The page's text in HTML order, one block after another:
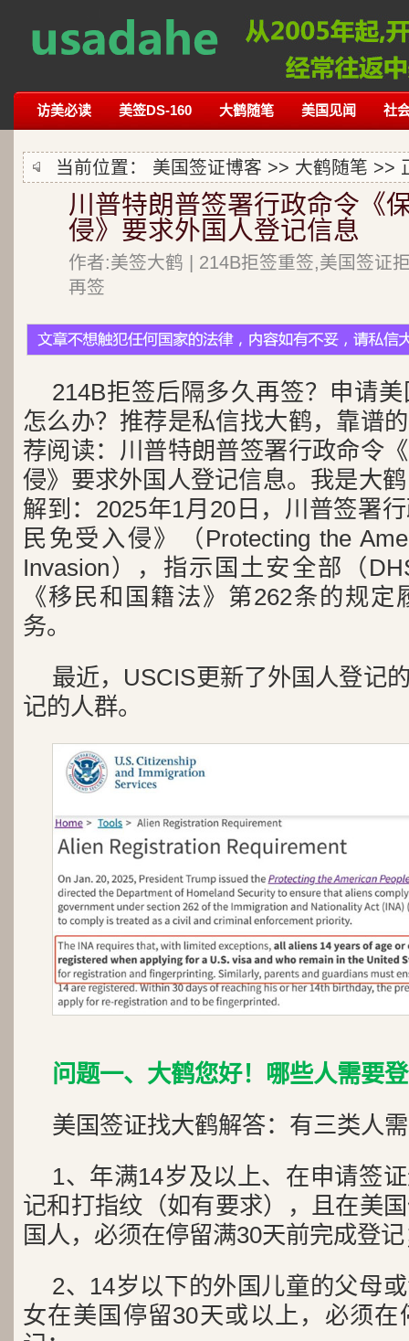
访美必读 美签DS-160 大鹤随笔 美国见闻 社
当前位置： 美国签证博客 >> 大鹤随笔 >>
川普特朗普签署行政命令《
侵》要求外国人登记信息
作者:美签大鹤 | 214B拒签重签,美国签证
再签
214B拒签后隔多久再签？申请
怎么办？推荐是私信找大鹤，靠谱
荐阅读：川普特朗普签署行政命令
侵》要求外国人登记信息。我是大
解到：2025年1月20日，川普签署
民免受入侵》（Protecting the
Invasion），指示国土安全部（
《移民和国籍法》第262条的规
务。
最近，USCIS更新了外国人登记
记的人群。
问题一、大鹤您好！哪些人需要
美国签证找大鹤解答：有三类人
1、年满14岁及以上、在申请签
记和打指纹（如有要求），且在美
国人，必须在停留满30天前完成登
2、14岁以下的外国儿童的父母
女在美国停留30天或以上，必须